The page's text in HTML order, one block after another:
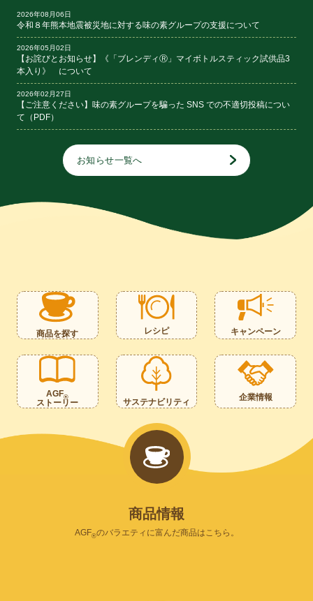
2026年08月06日
令和８年熊本地震被災地に対する味の素グループの支援について
2026年05月02日
【お詫びとお知らせ】《「ブレンディⓇ」マイボトルスティック試供品3
本入り》 について
2026年02月27日
【ご注意ください】味の素グループを騙った SNS での不適切投稿につい
て（PDF）
お知らせ一覧へ
商品を探す レシピ キャンペーン
AGF®
ストーリー サステナビリティ 企業情報
商品情報
AGF®のバラエティに富んだ商品はこちら。